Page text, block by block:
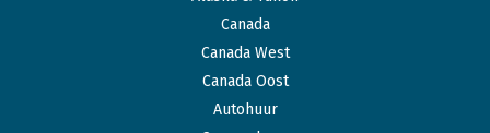
Canada
Canada West
Canada Oost
Autohuur